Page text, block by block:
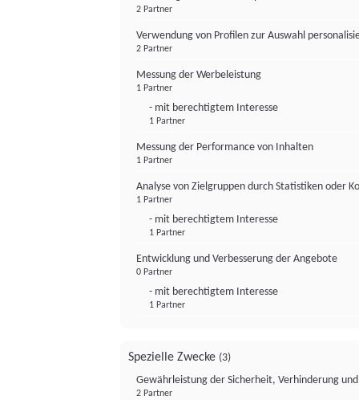
2 Partner
Verwendung von Profilen zur Auswahl
2 Partner
Messung der Werbeleistung
1 Partner
- mit berechtigtem Interesse
1 Partner
Messung der Performance von Inhalten
1 Partner
Analyse von Zielgruppen durch Statistiken oder
1 Partner
- mit berechtigtem Interesse
1 Partner
Entwicklung und Verbesserung der Angebote
0 Partner
- mit berechtigtem Interesse
1 Partner
Spezielle Zwecke (3)
Gewährleistung der Sicherheit, Verhinderung
2 Partner